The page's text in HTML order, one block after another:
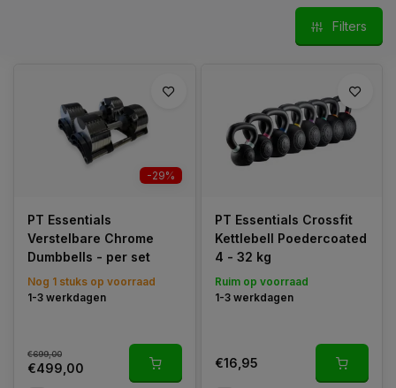
uit. Wat ons betreft maak je er een leuke fitness-sessie van!
Filters
-29%
PT Essentials
Verstelbare Chrome
Dumbbells - per set
Nog 1 stuks op voorraad
1-3 werkdagen
€699,00
€499,00
PT Essentials Crossfit
Kettlebell Poedercoated
4 - 32 kg
Ruim op voorraad
1-3 werkdagen
€16,95